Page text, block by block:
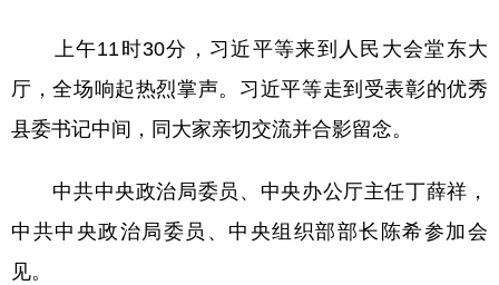
上午11时30分，习近平等来到人民大会堂东大
厅，全场响起热烈掌声。习近平等走到受表彰的优秀
县委书记中间，同大家亲切交流并合影留念。
中共中央政治局委员、中央办公厅主任丁薛祥，
中共中央政治局委员、中央组织部部长陈希参加会
见。